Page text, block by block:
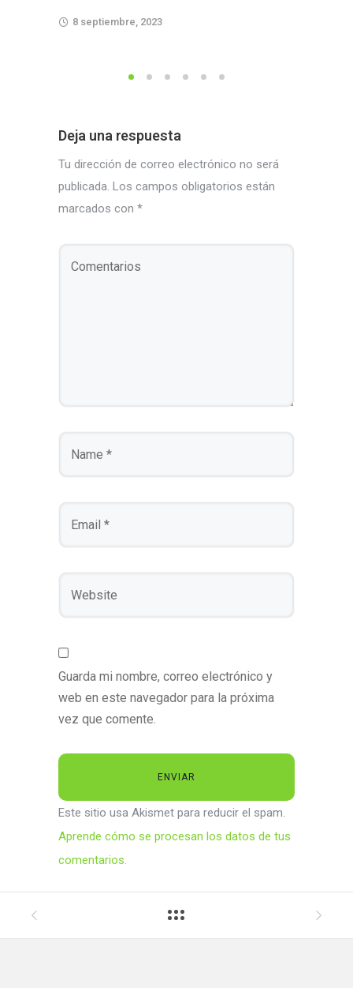
8 septiembre, 2023
Deja una respuesta
Tu dirección de correo electrónico no será
publicada. Los campos obligatorios están
marcados con *
Guarda mi nombre, correo electrónico y
web en este navegador para la próxima
vez que comente.
Este sitio usa Akismet para reducir el spam.
Aprende cómo se procesan los datos de tus
comentarios.